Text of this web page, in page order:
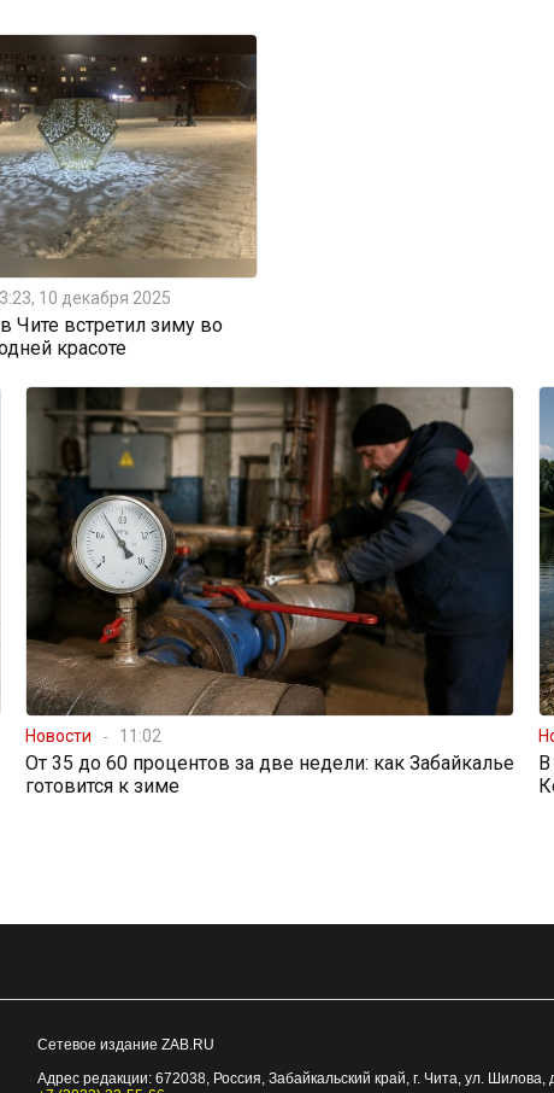
10 декабря 2025
встретил зиму во
красоте
Новости 11:02
От 35 до 60 процентов за две недели: как Забайкалье
готовится к зиме
В
Сетевое издание ZAB.RU
Адрес редакции: 672038, Россия, Забайкальский край, г. Чита, ул. Шилова,